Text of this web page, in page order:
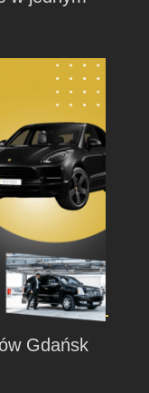
Gdańsk